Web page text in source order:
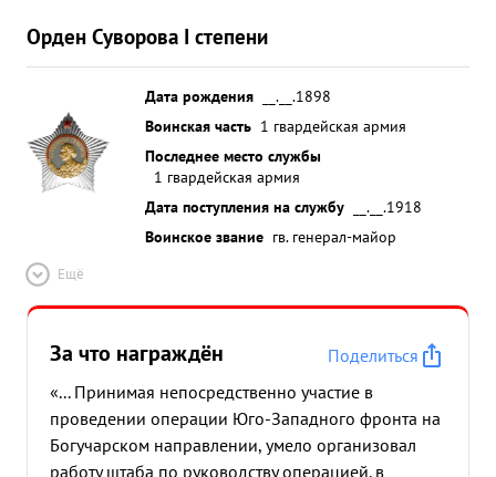
Орден Суворова I степени
Дата рождения
__.__.1898
Воинская часть 1 гвардейская армия
Последнее место службы
1 гвардейская армия
Дата поступления на службу
__.__.1918
Воинское звание гв. генерал-майор
Ещё
За что награждён
Поделиться
«... Принимая непосредственно участие в
проведении операции Юго-Западного фронта на
Богучарском направлении, умело организовал
работу штаба по руководству операцией. в